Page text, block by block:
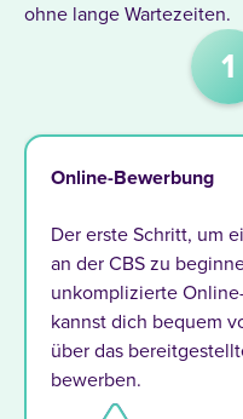
ohne lange Wartezeiten.
1
Online-Bewerbung
Der erste Schritt, um
an der CBS zu
unkomplizierte
kannst dich bequem
über das
bewerben.